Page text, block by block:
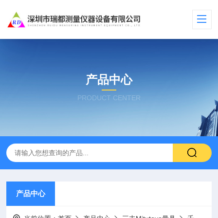
产品中心
PRODUCT CENTER
产品中心